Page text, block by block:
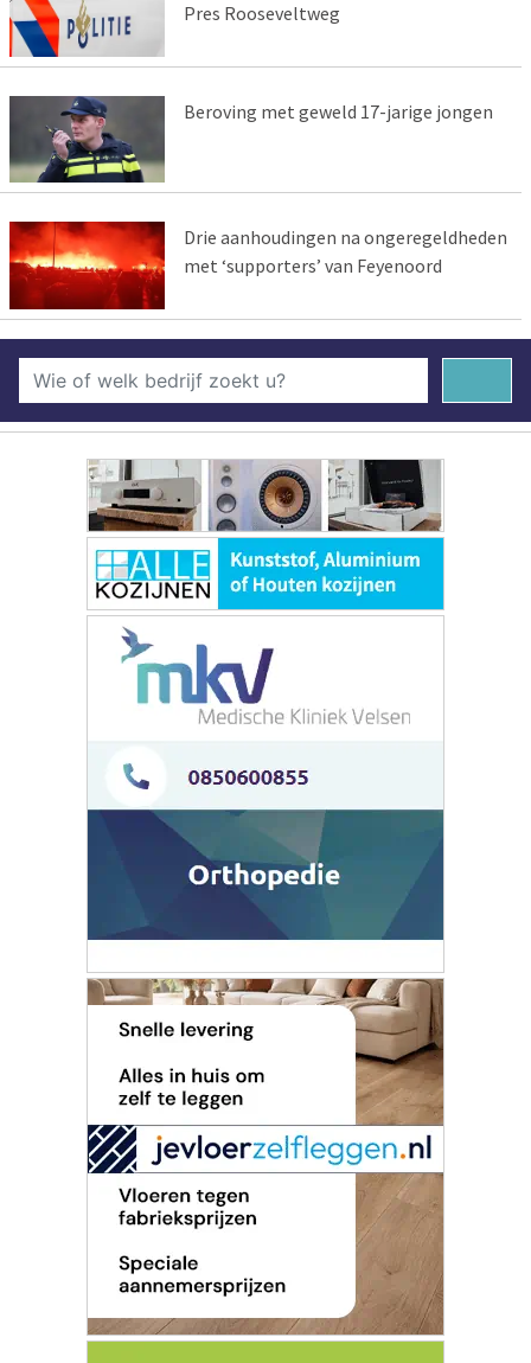
Pres Rooseveltweg
Beroving met geweld 17-jarige jongen
Drie aanhoudingen na ongeregeldheden
met ‘supporters’ van Feyenoord